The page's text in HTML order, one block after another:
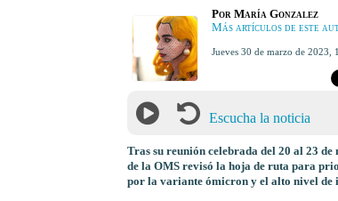
Por María Gonzalez
Más artículos de este
jueves 30 de marzo de 2023
Escucha la noticia
Tras su reunión celebrada del 20 al 23
de la OMS revisó la hoja de ruta para
por la variante ómicron y el alto nivel de